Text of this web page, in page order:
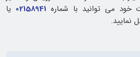
خود می توانید با شماره 02158941 یا